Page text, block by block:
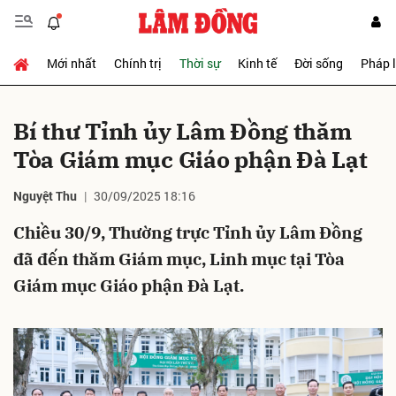
Mới nhất Chính trị Thời sự Kinh tế Đời sống Pháp
Bí thư Tỉnh ủy Lâm Đồng thăm
Tòa Giám mục Giáo phận Đà Lạt
Nguyệt Thu 30/09/2025 18:16
Chiều 30/9, Thường trực Tỉnh ủy Lâm Đồng
đã đến thăm Giám mục, Linh mục tại Tòa
Giám mục Giáo phận Đà Lạt.
Gửi bình luận
Hủy Gửi